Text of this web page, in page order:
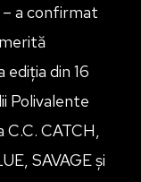
a confirmat
din 16
Polivalente
C.C. CATCH,
SAVAGE și